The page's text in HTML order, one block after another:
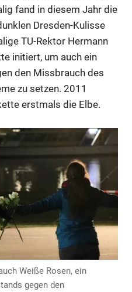
fand in diesem Jahr die
Dresden-Kulisse
TU-Rektor Hermann
initiert, um auch ein
den Missbrauch des
zu setzen. 2011
erstmals die Elbe.
Weiße Rosen, ein
gegen den